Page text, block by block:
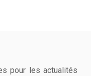
pour les actualités